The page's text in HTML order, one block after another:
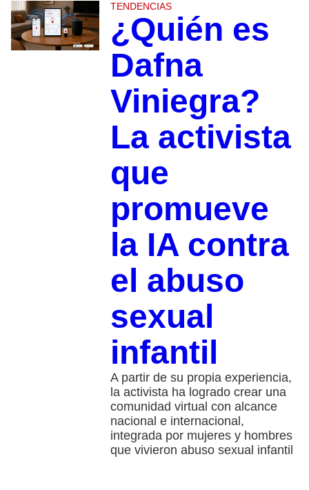
TENDENCIAS
¿Quién es
Dafna
Viniegra?
La activista
que
promueve
la IA contra
el abuso
sexual
infantil
A partir de su propia experiencia,
la activista ha logrado crear una
comunidad virtual con alcance
nacional e internacional,
integrada por mujeres y hombres
que vivieron abuso sexual infantil